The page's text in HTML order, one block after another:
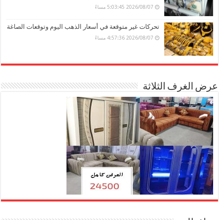
2026/08/07 5:03:45 مساءً
تحركات غير متوقعة في أسعار الذهب اليوم وتوقعات الصاغة
2026/08/07 4:57:36 مساءً
عرض الغرف الثلاثة